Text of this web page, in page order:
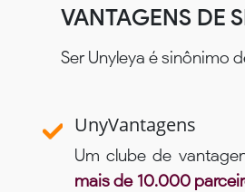
VANTAGENS DE
Ser Unyleya é sinônimo
UnyVantagens
Um clube de
mais de 10.000